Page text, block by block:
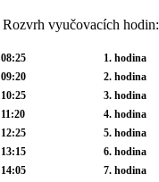
Rozvrh vyučovacích hodin:
08:25
1. hodina
09:20
2. hodina
10:25
3. hodina
11:20
4. hodina
12:25
5. hodina
13:15
6. hodina
14:05
7. hodina